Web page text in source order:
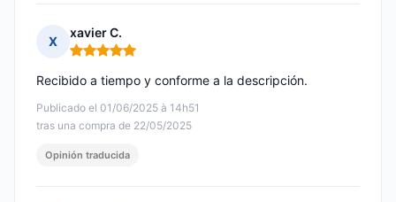
X
xavier C.
Nota: 5 de 5
Publicado el 01/06/2025 à 14h51
tras una compra de 22/05/2025
Recibido a tiempo y conforme a la descripción.
Opinión traducida